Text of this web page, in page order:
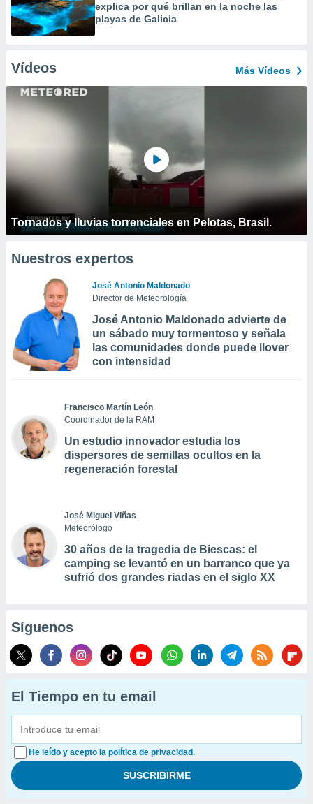
explica por qué brillan en la noche las
playas de Galicia
Vídeos Más Vídeos
Tornados y lluvias torrenciales en Pelotas, Brasil.
Nuestros expertos
José Antonio Maldonado
Director de Meteorología
José Antonio Maldonado advierte de
un sábado muy tormentoso y señala
las comunidades donde puede llover
con intensidad
Francisco Martín León
Coordinador de la RAM
Un estudio innovador estudia los
dispersores de semillas ocultos en la
regeneración forestal
José Miguel Viñas
Meteorólogo
30 años de la tragedia de Biescas: el
camping se levantó en un barranco que ya
sufrió dos grandes riadas en el siglo XX
Síguenos
El Tiempo en tu email
He leído y acepto la política de privacidad.